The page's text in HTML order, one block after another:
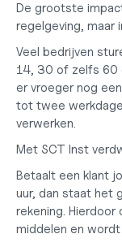
De grootste
regelgeving, maar
Veel bedrijven
14, 30 of zelfs 60
er vroeger nog
tot twee
verwerken.
Met SCT Inst
Betaalt een klant
uur, dan staat het
rekening.
middelen en